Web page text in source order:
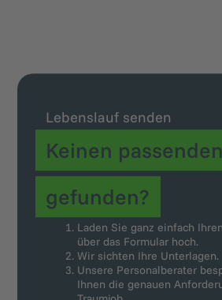
Lebenslauf senden
Keinen
gefunden?
Laden Sie ganz einfach
über das Formular hoch.
Wir sichten Ihre Unterlagen.
Unsere Personalberater
Ihnen die genauen